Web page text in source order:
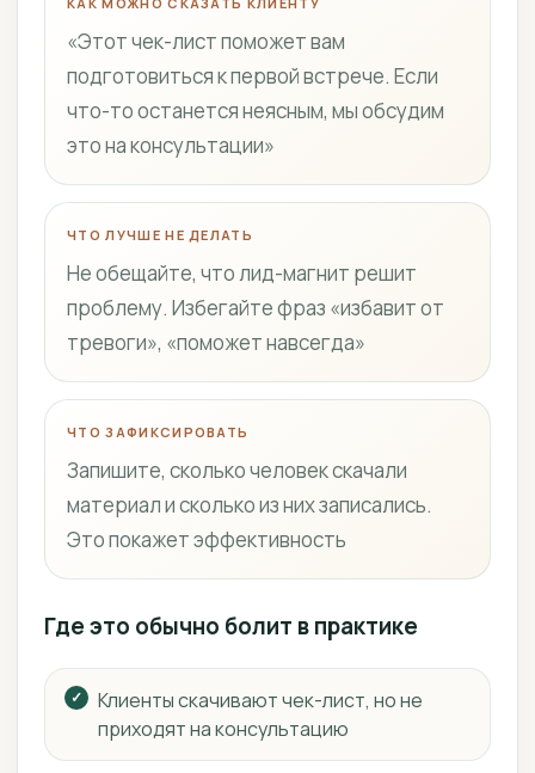
«Этот чек-лист поможет вам
подготовиться к первой встрече. Если
что-то останется неясным, мы обсудим
это на консультации»
ЧТО ЛУЧШЕ НЕ ДЕЛАТЬ
Не обещайте, что лид-магнит решит
проблему. Избегайте фраз «избавит от
тревоги», «поможет навсегда»
ЧТО ЗАФИКСИРОВАТЬ
Запишите, сколько человек скачали
материал и сколько из них записались.
Это покажет эффективность
Где это обычно болит в практике
Клиенты скачивают чек-лист, но не
приходят на консультацию